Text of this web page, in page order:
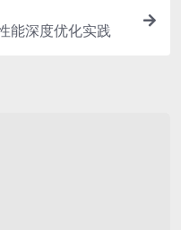
能深度优化实践